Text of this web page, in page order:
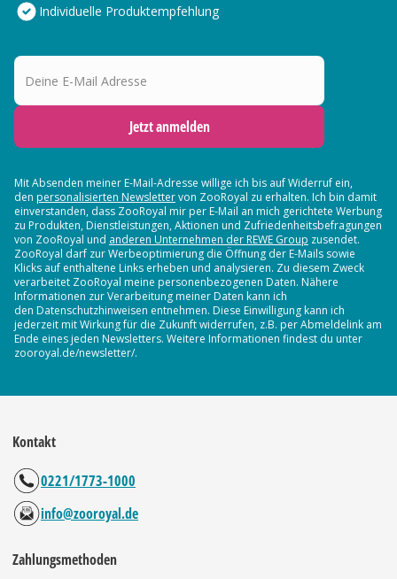
Individuelle Produktempfehlung
Deine E-Mail Adresse
Jetzt anmelden
Mit Absenden meiner E-Mail-Adresse willige ich bis auf Widerruf ein,
den personalisierten Newslettervon ZooRoyal zu erhalten. Ich bin damit
einverstanden, dass ZooRoyal mir per E-Mail an mich gerichtete Werbung
zu Produkten, Dienstleistungen, Aktionen und Zufriedenheitsbefragungen
von ZooRoyal und anderen Unternehmen der REWE Group zusendet.
ZooRoyal darf zur Werbeoptimierung die Öffnung der E-Mails sowie
Klicks auf enthaltene Links erheben und analysieren. Zu diesem Zweck
verarbeitet ZooRoyal meine personenbezogenen Daten. Nähere
Informationen zur Verarbeitung meiner Daten kann ich
den Datenschutzhinweisen entnehmen. Diese Einwilligung kann ich
jederzeit mit Wirkung für die Zukunft widerrufen, z.B. per Abmeldelink am
Ende eines jeden Newsletters. Weitere Informationen findest du unter
zooroyal.de/newsletter/.
Kontakt
0221/1773-1000
info@zooroyal.de
Zahlungsmethoden